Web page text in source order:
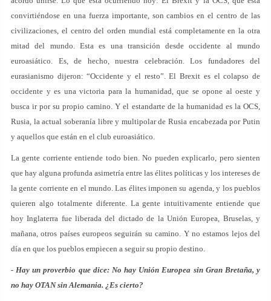
convirtiéndose en una fuerza importante, son cambios en el centro de las
civilizaciones, el centro del orden mundial está completamente en la otra
mitad del mundo. Esta es una transición desde occidente al mundo
euroasiático. Es, de hecho, nuestra celebración. Los fundadores del
eurasianismo dijeron: “Occidente y el resto”. El Brexit es el colapso de
occidente y es una victoria para la humanidad, que se opone al oeste y
busca ir por su propio camino. Y el estandarte de la humanidad es la OCS,
Rusia, la actual soberanía libre y multipolar de Rusia encabezada por Putin
y aquellos que están en el club euroasiático.
La gente corriente entiende todo bien. No pueden explicarlo, pero sienten
que hay alguna profunda asimetría entre las élites políticas y los intereses de
la gente corriente en el mundo. Las élites imponen su agenda, y los pueblos
quieren algo totalmente diferente. La gente intuitivamente entiende que
hoy Inglaterra fue liberada del dictado de la Unión Europea, Bruselas, y
mañana, otros países europeos seguirán su camino. Y no estamos lejos del
día en que los pueblos empiecen a seguir su propio destino.
- Hay un proverbio que dice: No hay Unión Europea sin Gran Bretaña, y
no hay OTAN sin Alemania. ¿Es cierto?